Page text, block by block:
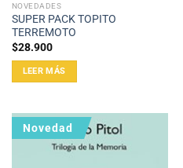
NOVEDADES
SUPER PACK TOPITO
TERREMOTO
$28.900
LEER MÁS
Novedad